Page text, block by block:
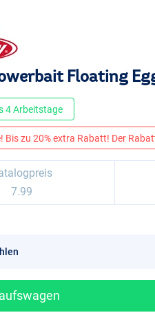
Floating
4 Arbeitstage
Bis zu 20% extra Rabatt! Der
7.99